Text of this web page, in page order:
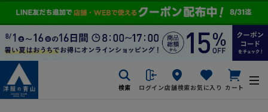
検索 ログイン店舗検索お気に入り カート